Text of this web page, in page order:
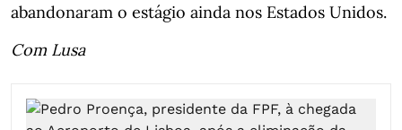
abandonaram o estágio ainda nos Estados Unidos.
Com Lusa